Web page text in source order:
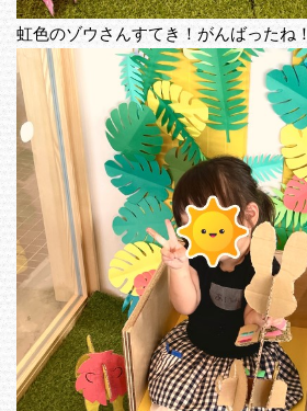
虹色のゾウさんすてき！がんばったね！